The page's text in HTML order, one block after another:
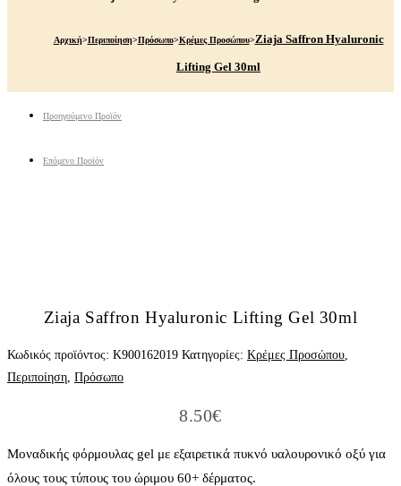
Αρχική>Περιποίηση>Πρόσωπο>Κρέμες Προσώπου>Ziaja Saffron Hyaluronic
Lifting Gel 30ml
Προηγούμενο Προϊόν
Επόμενο Προϊόν
Ziaja Saffron Hyaluronic Lifting Gel 30ml
Κωδικός προϊόντος: K900162019 Κατηγορίες: Κρέμες Προσώπου
Περιποίηση Πρόσωπο
8.50€
Μοναδικής φόρμουλας gel με εξαιρετικά πυκνό υαλουρονικό οξύ για
όλους τους τύπους του ώριμου 60+ δέρματος.